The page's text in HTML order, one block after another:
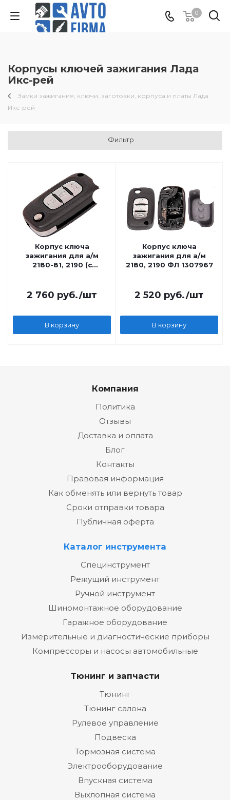
0
Корпусы ключей зажигания Лада
Икс-рей
Замки зажигания, ключи, заготовки, корпуса и платы Лада
Икс-рей
Фильтр
Корпус ключа
зажигания для а/м
2180-81, 2190 (с
2 760 руб./шт
В корзину
Корпус ключа
зажигания для а/м
2180, 2190 ФЛ 1307967
2 520 руб./шт
В корзину
Компания
Политика
Отзывы
Доставка и оплата
Блог
Контакты
Правовая информация
Как обменять или вернуть товар
Сроки отправки товара
Публичная оферта
Каталог инструмента
Специнструмент
Режущий инструмент
Ручной инструмент
Шиномонтажное оборудование
Гаражное оборудование
Измерительные и диагностические приборы
Компрессоры и насосы автомобильные
Тюнинг и запчасти
Тюнинг
Тюнинг салона
Рулевое управление
Подвеска
Тормозная система
Электрооборудование
Впускная система
Выхлопная система